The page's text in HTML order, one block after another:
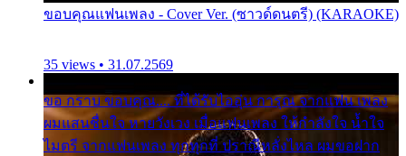
ขอบคุณแฟนเพลง - Cover Ver. (ซาวด์ดนตรี) (KARAOKE)
35 views • 31.07.2569
ขอ กราบ ขอบคุณ.... ที่ได้รับไออุ่น การุณ จากแฟน เพลง
ผมแสนชื่นใจ หายวังเวง เมื่อแฟนเพลง ให้กำลังใจ น้ำใจ
ไมตรี จากแฟนเพลง ทุกทุกที่ ปราณีหลั่งไหล ผมขอฝาก